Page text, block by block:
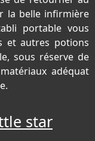
la belle infirmière
portable vous
et autres potions
sous réserve de
adéquat
star